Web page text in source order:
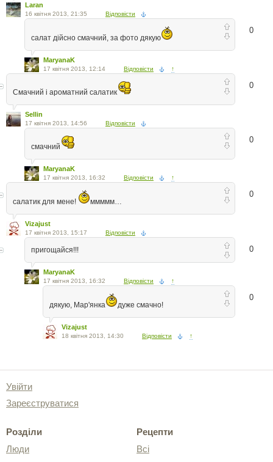
Laran
16 квітня 2013, 21:35 Відповісти
0
салат дійсно смачний, за фото дякую
MaryanaK
17 квітня 2013, 12:14 Відповісти ↑
0
Смачний і ароматний салатик
Sellin
17 квітня 2013, 14:56 Відповісти
0
смачний
MaryanaK
17 квітня 2013, 16:32 Відповісти ↑
0
салатик для мене! ммммм…
Vizajust
17 квітня 2013, 15:17 Відповісти
0
пригощайся!!!
MaryanaK
17 квітня 2013, 16:32 Відповісти ↑
0
дякую, Мар'янка дуже смачно!
Vizajust
18 квітня 2013, 14:30 Відповісти ↑
Увійти
Зареєструватися
Розділи
Люди
Рецепти
Всі